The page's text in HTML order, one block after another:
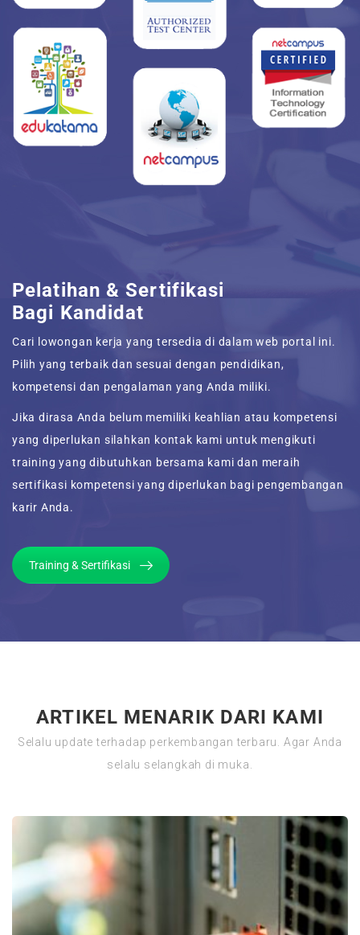
Pelatihan & Sertifikasi
Bagi Kandidat
Cari lowongan kerja yang tersedia di dalam web portal ini.
Pilih yang terbaik dan sesuai dengan pendidikan,
kompetensi dan pengalaman yang Anda miliki.
Jika dirasa Anda belum memiliki keahlian atau kompetensi
yang diperlukan silahkan kontak kami untuk mengikuti
training yang dibutuhkan bersama kami dan meraih
sertifikasi kompetensi yang diperlukan bagi pengembangan
karir Anda.
Training & Sertifikasi
ARTIKEL MENARIK DARI KAMI
Selalu update terhadap perkembangan terbaru. Agar Anda
selalu selangkah di muka.